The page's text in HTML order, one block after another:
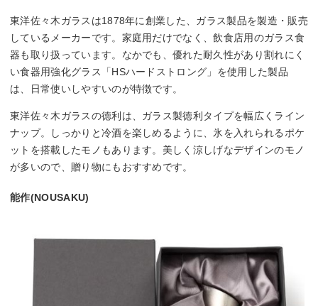
東洋佐々木ガラスは1878年に創業した、ガラス製品を製造・販売
しているメーカーです。家庭用だけでなく、飲食店用のガラス食
器も取り扱っています。なかでも、優れた耐久性があり割れにく
い食器用強化グラス「HSハードストロング」を使用した製品
は、日常使いしやすいのが特徴です。
東洋佐々木ガラスの徳利は、ガラス製徳利タイプを幅広くライン
ナップ。しっかりと冷酒を楽しめるように、氷を入れられるポケ
ットを搭載したモノもあります。美しく涼しげなデザインのモノ
が多いので、贈り物にもおすすめです。
能作(NOUSAKU)